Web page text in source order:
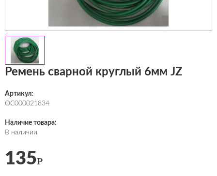
Ремень сварной круглый 6мм JZ
Артикул:
ОС000021834
Наличие товара:
В наличии
135Р